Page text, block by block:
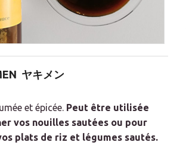
ヤキメン
et épicée. Peut être utilisée
vos nouilles sautées ou pour
plats de riz et légumes sautés.